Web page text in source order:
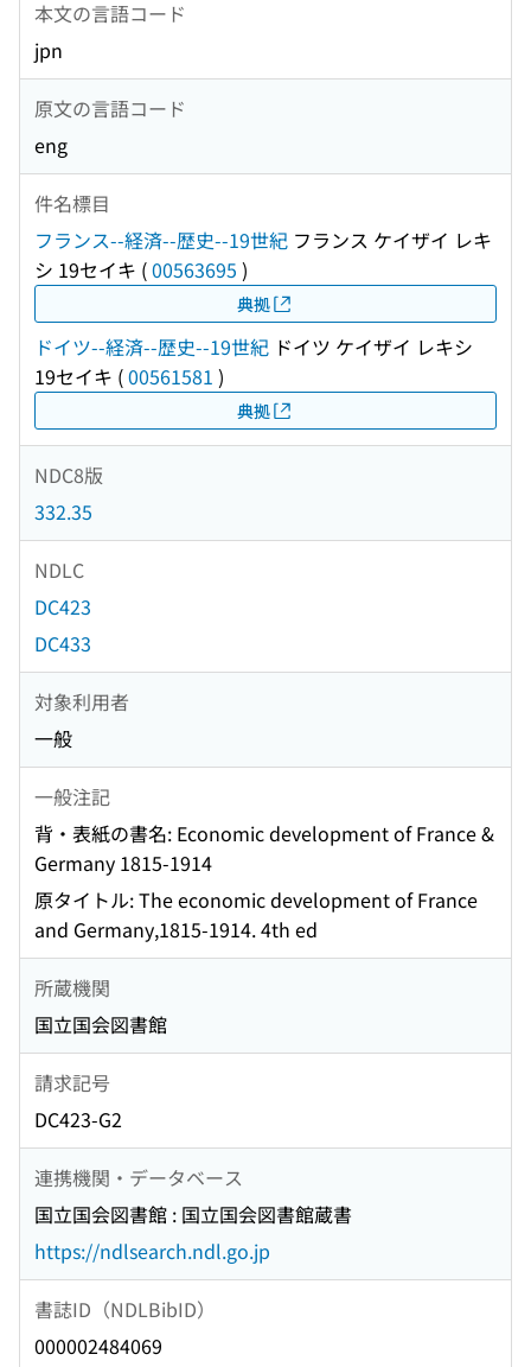
本文の言語コード
jpn
原文の言語コード
eng
件名標目
フランス--経済--歴史--19世紀 フランス ケイザイ レキ
シ 19セイキ (00563695 )
典拠
ドイツ--経済--歴史--19世紀 ドイツ ケイザイ レキシ
19セイキ (00561581 )
典拠
NDC8版
332.35
NDLC
DC423
DC433
対象利用者
一般
一般注記
背・表紙の書名: Economic development of France &
Germany 1815-1914
原タイトル: The economic development of France
and Germany,1815-1914. 4th ed
所蔵機関
国立国会図書館
請求記号
DC423-G2
連携機関・データベース
国立国会図書館 : 国立国会図書館蔵書
https://ndlsearch.ndl.go.jp
書誌ID（NDLBibID）
000002484069